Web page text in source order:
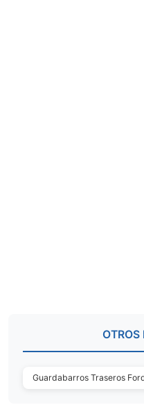
OTROS
Guardabarros Traseros